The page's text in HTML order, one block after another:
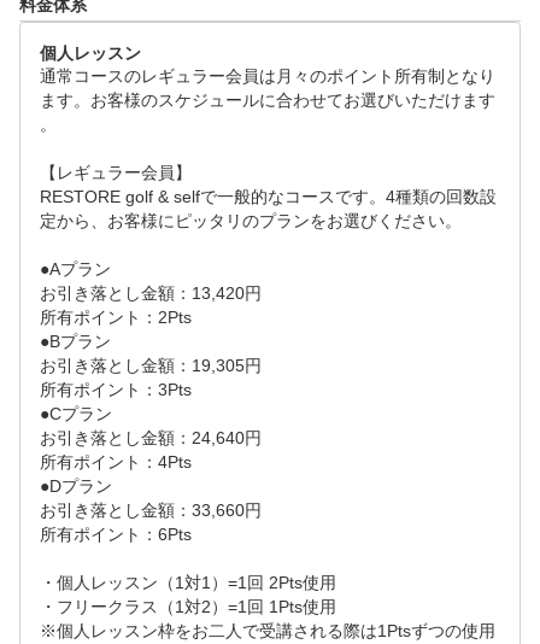
料金体系
個人レッスン
通常コースのレギュラー会員は月々のポイント所有制となり
ます。お客様のスケジュールに合わせてお選びいただけます
。
【レギュラー会員】
RESTORE golf & selfで一般的なコースです。4種類の回数設
定から、お客様にピッタリのプランをお選びください。
●Aプラン
お引き落とし金額：13,420円
所有ポイント：2Pts
●Bプラン
お引き落とし金額：19,305円
所有ポイント：3Pts
●Cプラン
お引き落とし金額：24,640円
所有ポイント：4Pts
●Dプラン
お引き落とし金額：33,660円
所有ポイント：6Pts
・個人レッスン（1対1）=1回 2Pts使用
・フリークラス（1対2）=1回 1Pts使用
※個人レッスン枠をお二人で受講される際は1Ptsずつの使用